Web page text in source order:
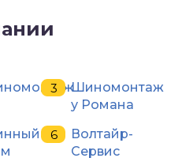
Шиномонтаж
у Романа
Волтайр-
Сервис